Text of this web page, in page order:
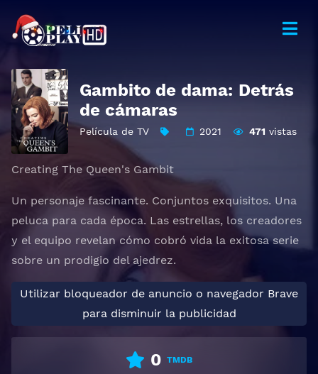
Gambito de dama: Detrás
de cámaras
Película de TV 2021 471 vistas
Creating The Queen's Gambit
Un personaje fascinante. Conjuntos exquisitos. Una
peluca para cada época. Las estrellas, los creadores
y el equipo revelan cómo cobró vida la exitosa serie
sobre un prodigio del ajedrez.
Utilizar bloqueador de anuncio o navegador Brave
para disminuir la publicidad
0 TMDB